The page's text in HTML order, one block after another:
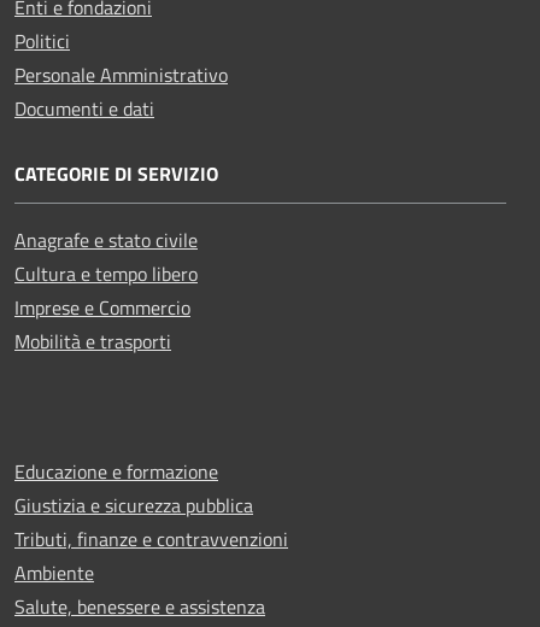
Enti e fondazioni
Politici
Personale Amministrativo
Documenti e dati
CATEGORIE DI SERVIZIO
Anagrafe e stato civile
Cultura e tempo libero
Imprese e Commercio
Mobilità e trasporti
Educazione e formazione
Giustizia e sicurezza pubblica
Tributi, finanze e contravvenzioni
Ambiente
Salute, benessere e assistenza